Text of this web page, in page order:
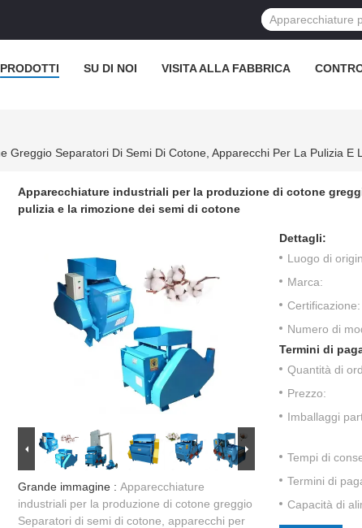
PRODOTTI SU DI NOI VISITA ALLA FABBRICA
Apparecchiature industriali per la produzione di cotone
pulizia e la rimozione dei semi di cotone
Grande immagine : Apparecchiature
industriali per la produzione di cotone greggio
Separatori di semi di cotone, apparecchi per
Dettagli:
Luogo di
Marca:
Certificazione:
Numero di
Termini di
Quantità di
Prezzo:
Imballaggi
Tempi di
Termini di
Capacità di